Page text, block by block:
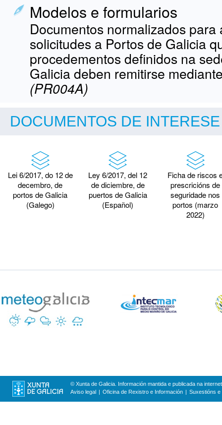
Modelos e formularios
Documentos normalizados
solicitudes a Portos de Galicia
procedementos definidos na
Galicia deben remitirse
(PR004A)
DOCUMENTOS DE INTERESE
Lei 6/2017, do 12 de
decembro, de
portos de Galicia
(Galego)
Ley 6/2017, del 12
de diciembre, de
puertos de Galicia
(Español)
Ficha de riscos
prescricións de
seguridade nos
portos (marzo
2022)
© Xunta de Galicia. Información mantida e publicada na
Aviso legal
Oficina de Rexistro e Información Suxestións e